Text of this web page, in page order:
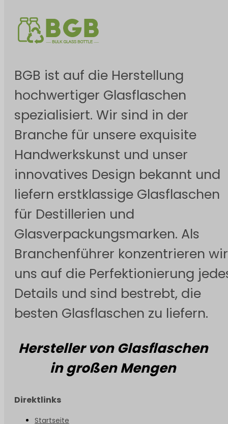
BGB ist auf die Herstellung
hochwertiger Glasflaschen
spezialisiert. Wir sind in der
Branche für unsere exquisite
Handwerkskunst und unser
innovatives Design bekannt und
liefern erstklassige Glasflaschen
für Destillerien und
Glasverpackungsmarken. Als
Branchenführer konzentrieren wir
uns auf die Perfektionierung
Details und sind bestrebt, die
besten Glasflaschen zu liefern.
Hersteller von Glasflaschen
in großen Mengen
Direktlinks
Startseite